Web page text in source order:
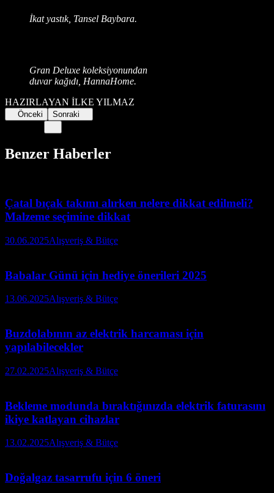
İkat yastık, Tansel Baybara.
Gran Deluxe koleksiyonundan
duvar kağıdı, HannaHome.
HAZIRLAYAN İLKE YILMAZ
Önceki Sonraki
Benzer Haberler
Çatal bıçak takımı alırken nelere dikkat edilmeli?
Malzeme seçimine dikkat
30.06.2025Alışveriş & Bütçe
Babalar Günü için hediye önerileri 2025
13.06.2025Alışveriş & Bütçe
Buzdolabının az elektrik harcaması için
yapılabilecekler
27.02.2025Alışveriş & Bütçe
Bekleme modunda bıraktığınızda elektrik faturasını
ikiye katlayan cihazlar
13.02.2025Alışveriş & Bütçe
Doğalgaz tasarrufu için 6 öneri